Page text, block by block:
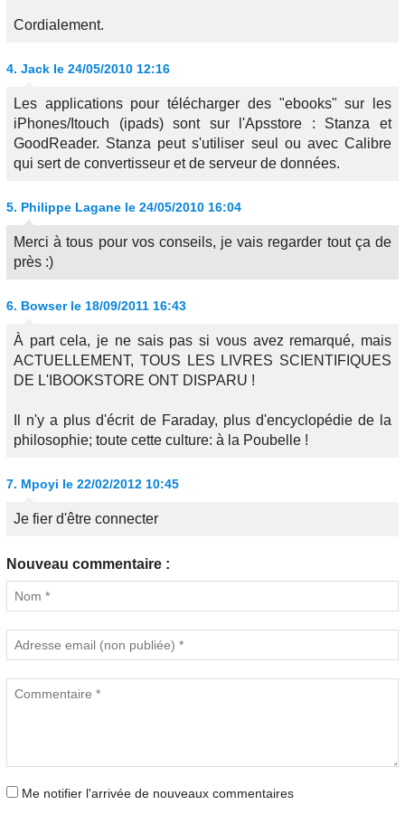
Cordialement.
4. Jack le 24/05/2010 12:16
Les applications pour télécharger des "ebooks" sur les
iPhones/Itouch (ipads) sont sur l'Apsstore : Stanza et
GoodReader. Stanza peut s'utiliser seul ou avec Calibre
qui sert de convertisseur et de serveur de données.
5. Philippe Lagane le 24/05/2010 16:04
Merci à tous pour vos conseils, je vais regarder tout ça de
près :)
6. Bowser le 18/09/2011 16:43
À part cela, je ne sais pas si vous avez remarqué, mais
ACTUELLEMENT, TOUS LES LIVRES SCIENTIFIQUES
DE L'IBOOKSTORE ONT DISPARU !
Il n'y a plus d'écrit de Faraday, plus d'encyclopédie de la
philosophie; toute cette culture: à la Poubelle !
7. Mpoyi le 22/02/2012 10:45
Je fier d'être connecter
Nouveau commentaire :
Me notifier l'arrivée de nouveaux commentaires